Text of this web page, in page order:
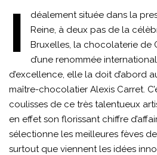
I
déalement située dans la
Reine, à deux pas de la
Bruxelles, la chocolaterie de
d’une renommée
d’excellence, elle la doit d’abord
maître-chocolatier Alexis Carret.
coulisses de ce très talentueux
en effet son florissant chiffre
sélectionne les meilleures fèves
surtout que viennent les idées